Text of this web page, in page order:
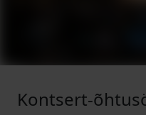
Kontsert-